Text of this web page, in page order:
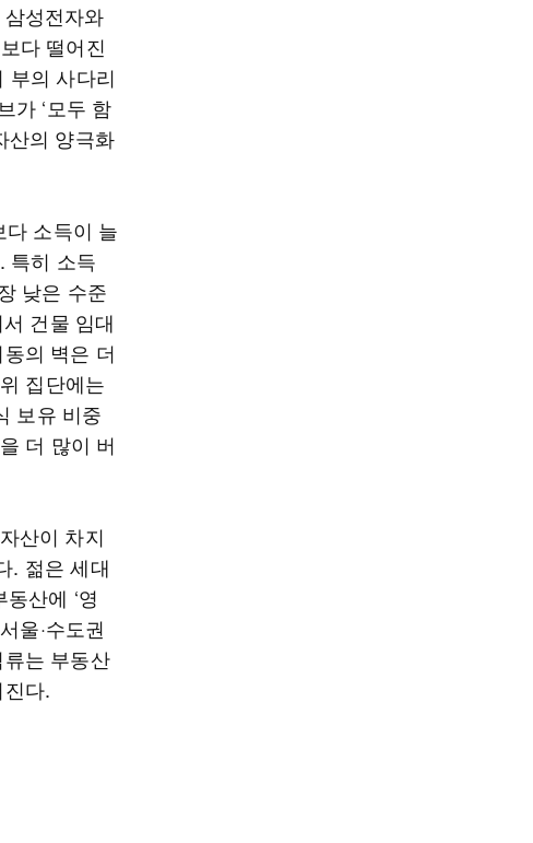
성전자와
다 떨어진
부의 사다리
가 ‘모두 함
산의 양극화
다 소득이 늘
특히 소득
낮은 수준
건물 임대
의 벽은 더
집단에는
보유 비중
더 많이 버
산이 차지
. 젊은 세대
산에 ‘영
울·수도권
는 부동산
다.